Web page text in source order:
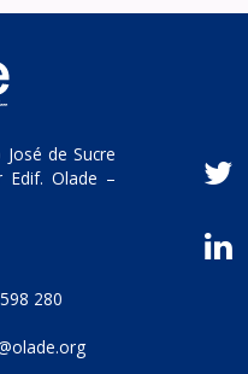
de Sucre
Edif. Olade –
280